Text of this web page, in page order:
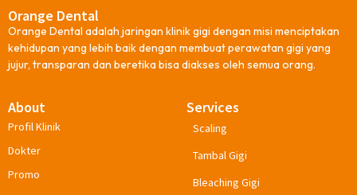
Orange Dental
Orange Dental adalah jaringan klinik gigi dengan misi menciptakan
kehidupan yang lebih baik dengan membuat perawatan gigi yang
jujur, transparan dan beretika bisa diakses oleh semua orang.
About
Profil Klinik
Dokter
Promo
Services
Scaling
Tambal Gigi
Bleaching Gigi